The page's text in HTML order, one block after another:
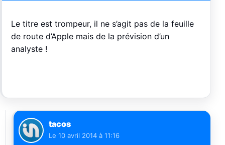
Le titre est trompeur, il ne s’agit pas de la feuille
de route d’Apple mais de la prévision d’un
analyste !
tacos
Le 10 avril 2014 à 11:16